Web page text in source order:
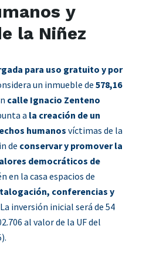
y
la Niñez
para uso gratuito y por
un inmueble de 578,16
calle Ignacio Zenteno
a la creación de un
humanos víctimas de la
de conservar y promover la
democráticos de
en la casa espacios de
conferencias y
La inversión inicial será de 54
al valor de la UF del